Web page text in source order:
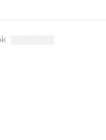
Nukina are nevoie de